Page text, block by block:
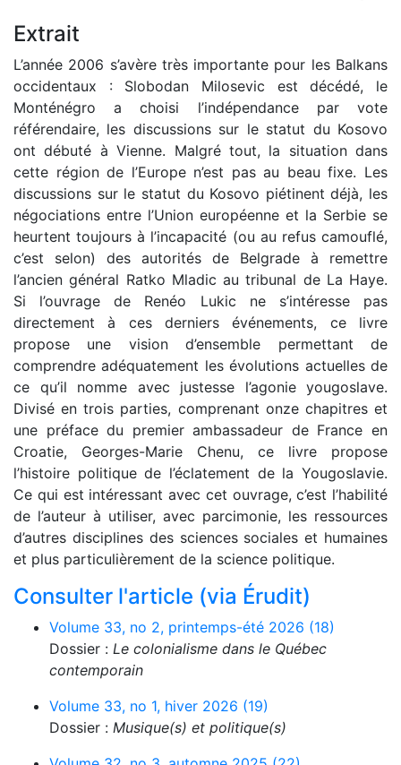
Extrait
L’année 2006 s’avère très importante pour les Balkans
occidentaux : Slobodan Milosevic est décédé, le
Monténégro a choisi l’indépendance par vote
référendaire, les discussions sur le statut du Kosovo
ont débuté à Vienne. Malgré tout, la situation dans
cette région de l’Europe n’est pas au beau fixe. Les
discussions sur le statut du Kosovo piétinent déjà, les
négociations entre l’Union européenne et la Serbie se
heurtent toujours à l’incapacité (ou au refus camouflé,
c’est selon) des autorités de Belgrade à remettre
l’ancien général Ratko Mladic au tribunal de La Haye.
Si l’ouvrage de Renéo Lukic ne s’intéresse pas
directement à ces derniers événements, ce livre
propose une vision d’ensemble permettant de
comprendre adéquatement les évolutions actuelles de
ce qu’il nomme avec justesse l’agonie yougoslave.
Divisé en trois parties, comprenant onze chapitres et
une préface du premier ambassadeur de France en
Croatie, Georges-Marie Chenu, ce livre propose
l’histoire politique de l’éclatement de la Yougoslavie.
Ce qui est intéressant avec cet ouvrage, c’est l’habilité
de l’auteur à utiliser, avec parcimonie, les ressources
d’autres disciplines des sciences sociales et humaines
et plus particulièrement de la science politique.
Consulter l'article (via Érudit)
Volume 33, no 2, printemps-été 2026 (18)
Dossier : Le colonialisme dans le Québec
contemporain
Volume 33, no 1, hiver 2026 (19)
Dossier : Musique(s) et politique(s)